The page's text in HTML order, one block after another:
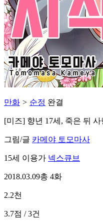
만화 > 순정 완결
[미즈] 향년 17세, 죽은 뒤
그림/글 카메야 토모마사
15세 이용가 넥스큐브
2018.03.09총 4화
2.2천
3.7점 / 3건